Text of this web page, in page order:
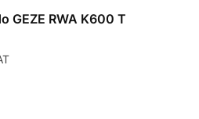
GEZE RWA K600 T